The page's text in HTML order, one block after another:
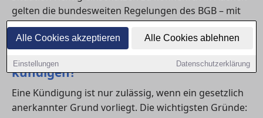
Alle Cookies akzeptieren Alle Cookies ablehnen
Einstellungen Datenschutzerklärung
gelten die bundesweiten Regelungen des BGB – mit
klaren Anforderungen an Grund, Frist und Form.
1) In welchen Fällen darf der Vermieter
kündigen?
Eine Kündigung ist nur zulässig, wenn ein gesetzlich
anerkannter Grund vorliegt. Die wichtigsten Gründe: